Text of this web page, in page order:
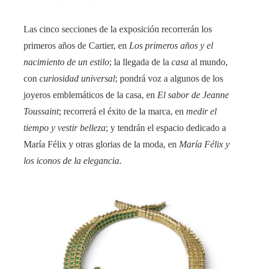
Las cinco secciones de la exposición recorrerán los
primeros años de Cartier, en Los primeros años y el
nacimiento de un estilo; la llegada de la casa al mundo,
con curiosidad universal; pondrá voz a algunos de los
joyeros emblemáticos de la casa, en El sabor de Jeanne
Toussaint; recorrerá el éxito de la marca, en medir el
tiempo y vestir belleza; y tendrán el espacio dedicado a
María Félix y otras glorias de la moda, en María Félix y
los iconos de la elegancia.